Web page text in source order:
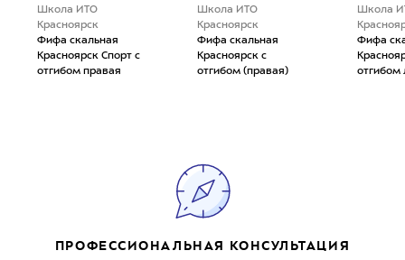
Школа ИТО
Красноярск
Фифа скальная
Красноярск Спорт с
отгибом правая
Школа ИТО
Красноярск
Фифа скальная
Красноярск с
отгибом (правая)
Школа
Фифа
отгибом
ПРОФЕССИОНАЛЬНАЯ КОНСУЛЬТАЦИЯ